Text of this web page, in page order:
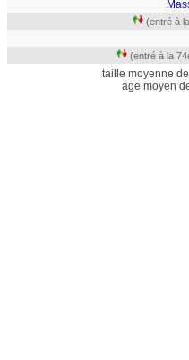
(entré à
(entré à la
taille moyenne
age moyen